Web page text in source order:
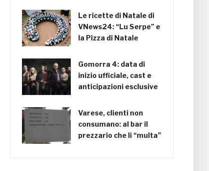
Le ricette di Natale di
VNews24: “Lu Serpe” e
la Pizza di Natale
Gomorra 4: data di
inizio ufficiale, cast e
anticipazioni esclusive
Varese, clienti non
consumano: al bar il
prezzario che li “multa”